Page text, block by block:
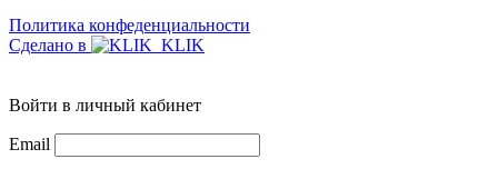
Политика конфеденциальности
Сделано в
Войти в личный кабинет
Email